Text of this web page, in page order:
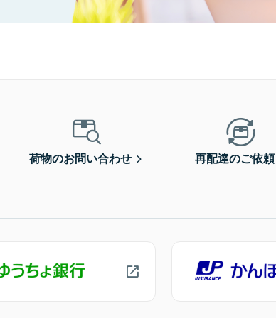
荷物のお問い合わせ 再配達のご依頼